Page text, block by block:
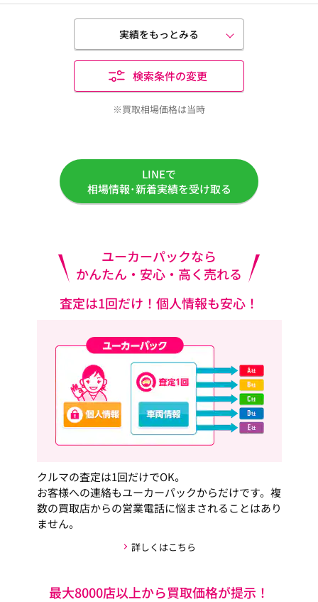
実績をもっとみる
検索条件の変更
※買取相場価格は当時
LINEで
相場情報･新着実績を受け取る
ユーカーパックなら
かんたん・安心・高く売れる
査定は1回だけ！個人情報も安心！
クルマの査定は1回だけでOK。
お客様への連絡もユーカーパックからだけです。複
数の買取店からの営業電話に悩まされることはあり
ません。
詳しくはこちら
最大8000店以上から買取価格が提示！